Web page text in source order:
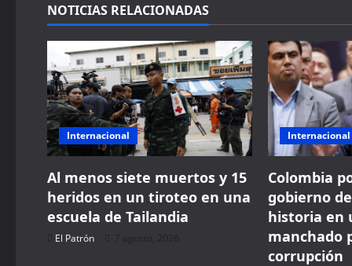
v
i
g
a
t
i
o
NOTICIAS RELACIONADAS
Internacional
Al menos siete muertos y 15
heridos en un tiroteo en una
escuela de Tailandia
El Patrón 7 agosto, 2026
Internacional
Colombia
gobierno
historia en
manchado
corrupción